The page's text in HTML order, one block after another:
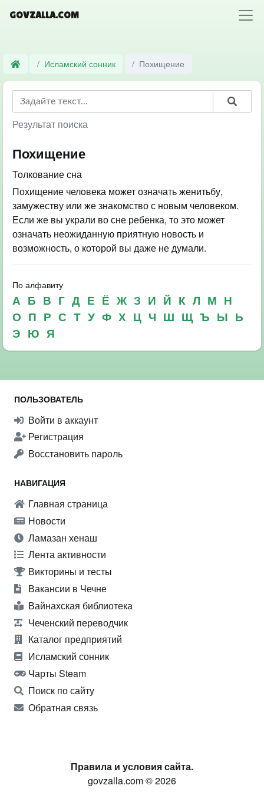
GOVZALLA.COM
Исламский сонник Похищение
Результат поиска
Похищение
Толкование сна
Похищение человека может означать женитьбу,
замужеству или же знакомство с новым человеком.
Если же вы украли во сне ребенка, то это может
означать неожиданную приятную новость и
возможность, о которой вы даже не думали.
По алфавиту
А Б В Г Д Е Ё Ж З И Й К Л М Н
О П Р С Т У Ф Х Ц Ч Ш Щ Ъ Ы Ь
Э Ю Я
ПОЛЬЗОВАТЕЛЬ
Войти в аккаунт
Регистрация
Восстановить пароль
НАВИГАЦИЯ
Главная страница
Новости
Ламазан хенаш
Лента активности
Викторины и тесты
Вакансии в Чечне
Вайнахская библиотека
Чеченский переводчик
Каталог предприятий
Исламский сонник
Чарты Steam
Поиск по сайту
Обратная связь
Правила и условия сайта.
govzalla.com © 2026